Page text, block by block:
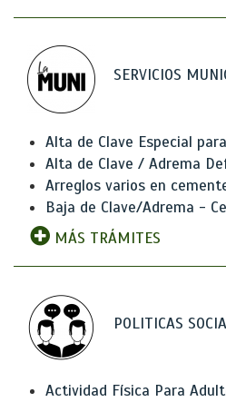
SERVICIOS
Alta de Clave Especial
Alta de Clave / Adrema
Arreglos varios en
Baja de Clave/Adrema -
MÁS TRÁMITES
POLITICAS
Actividad Física Para